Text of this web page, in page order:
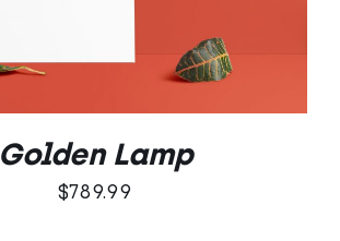
Golden Lamp
$789.99